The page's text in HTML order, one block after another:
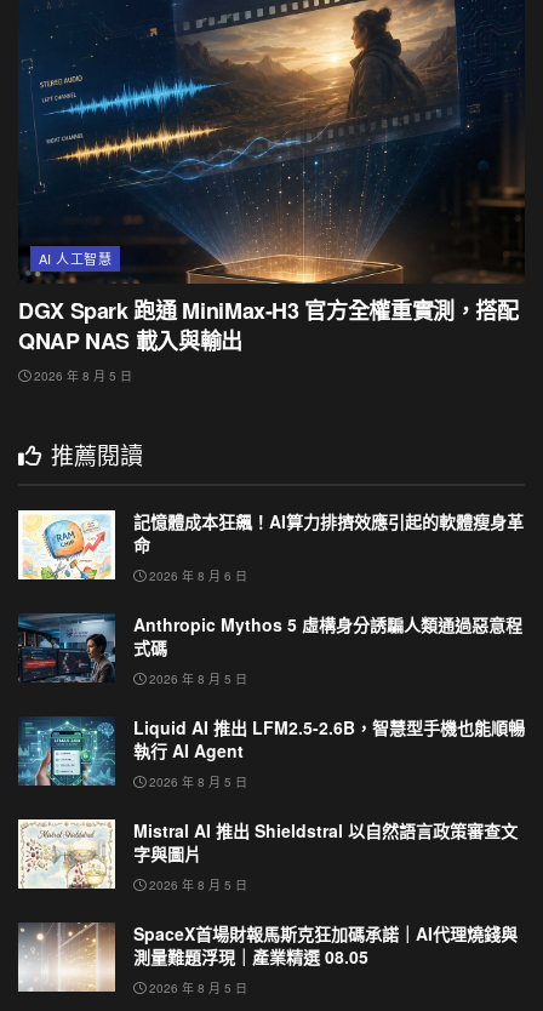
AI 人工智慧
DGX Spark 跑通 MiniMax-H3 官方全權重實測，搭配
QNAP NAS 載入與輸出
2026 年 8 月 5 日
推薦閱讀
記憶體成本狂飆！AI算力排擠效應引起的軟體瘦身革
命
2026 年 8 月 6 日
Anthropic Mythos 5 虛構身分誘騙人類通過惡意程
式碼
2026 年 8 月 5 日
Liquid AI 推出 LFM2.5-2.6B，智慧型手機也能順暢
執行 AI Agent
2026 年 8 月 5 日
Mistral AI 推出 Shieldstral 以自然語言政策審查文
字與圖片
2026 年 8 月 5 日
SpaceX首場財報馬斯克狂加碼承諾｜AI代理燒錢與
測量難題浮現｜產業精選 08.05
2026 年 8 月 5 日